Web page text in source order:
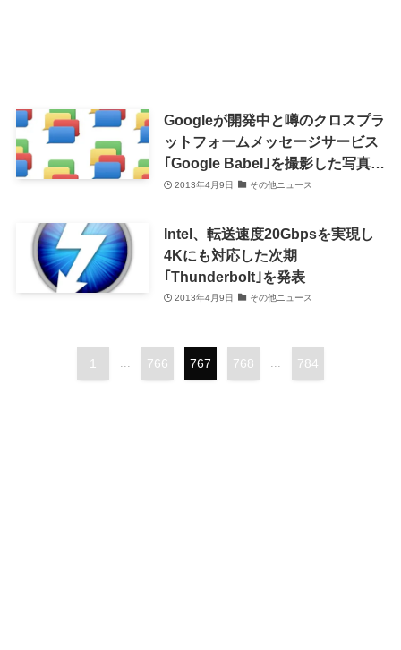
Googleが開発中と噂のクロスプラ
ットフォームメッセージサービス
｢Google Babel｣を撮影した写真が
流出か?!
2013年4月9日 その他ニュース
Intel、転送速度20Gbpsを実現し
4Kにも対応した次期
｢Thunderbolt｣を発表
2013年4月9日 その他ニュース
1 ... 766 767 768 ... 784